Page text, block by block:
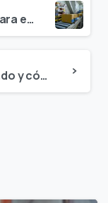
Rutina de mantenimiento para evitar paros en tu maquinaria de cartón
¿Qué es el microcorrugado y cómo adaptar tu maquinaria para producir empaques retail-ready?